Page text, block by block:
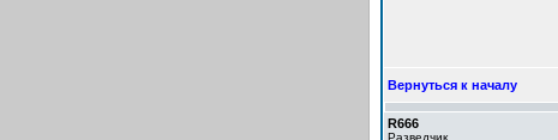
Вернуться к началу
R666
Разведчик